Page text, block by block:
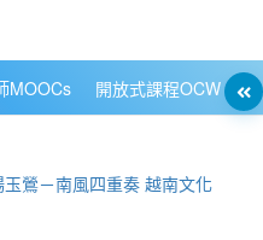
MOOCs 開放式課程OCW
鶯－南風四重奏 越南文化